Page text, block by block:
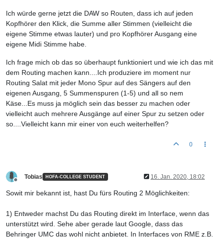
Ich würde gerne jetzt die DAW so Routen, dass ich auf jeden
Kopfhörer den Klick, die Summe aller Stimmen (vielleicht die
eigene Stimme etwas lauter) und pro Kopfhörer Ausgang eine
eigene Midi Stimme habe.
Ich frage mich ob das so überhaupt funktioniert und wie ich das mit
dem Routing machen kann....Ich produziere im moment nur
Routing Salat mit jeder Mono Spur auf des Sängers auf den
eigenen Ausgang, 5 Summenspuren (1-5) und all so nem
Käse...Es muss ja möglich sein das besser zu machen oder
vielleicht auch mehrere Ausgänge auf einer Spur zu setzen oder
so....Vielleicht kann mir einer von euch weiterhelfen?
0
Tobias HOFA-COLLEGE STUDENT 16. Jan. 2020, 18:02
Sowit mir bekannt ist, hast Du fürs Routing 2 Möglichkeiten:
1) Entweder machst Du das Routing direkt im Interface, wenn das
unterstützt wird. Sehe aber gerade laut Google, dass das
Behringer UMC das wohl nicht anbietet. In Interfaces von RME z.B.